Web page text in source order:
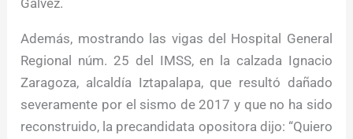
Además, mostrando las vigas del Hospital General
Regional núm. 25 del IMSS, en la calzada Ignacio
Zaragoza, alcaldía Iztapalapa, que resultó dañado
severamente por el sismo de 2017 y que no ha sido
reconstruido, la precandidata opositora dijo: “Quiero